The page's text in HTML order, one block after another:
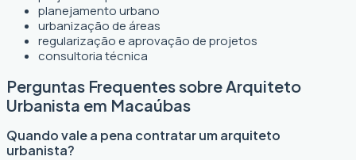
planejamento urbano
urbanização de áreas
regularização e aprovação de projetos
consultoria técnica
Perguntas Frequentes sobre Arquiteto
Urbanista em Macaúbas
Quando vale a pena contratar um arquiteto
urbanista?